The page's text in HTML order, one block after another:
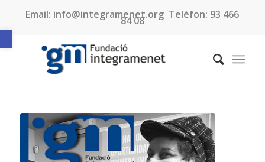
Obre la barra d'eines
Email: info@integramenet.org Telèfon: 93 466
84 08